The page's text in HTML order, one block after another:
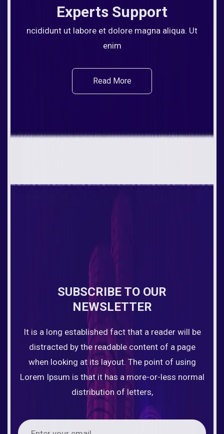
Experts Support
ncididunt ut labore et dolore magna aliqua. Ut
enim
Read More
SUBSCRIBE TO OUR
NEWSLETTER
It is a long established fact that a reader will be
distracted by the readable content of a page
when looking at its layout. The point of using
Lorem Ipsum is that it has a more-or-less normal
distribution of letters,